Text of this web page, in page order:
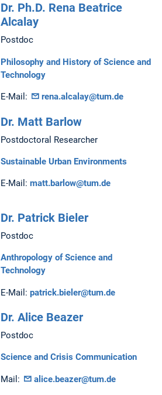
Dr. Ph.D. Rena Beatrice
Alcalay
Postdoc
Philosophy and History of Science and
Technology
E-Mail: rena.alcalay@tum.de
Dr. Matt Barlow
Postdoctoral Researcher
Sustainable Urban Environments
E-Mail: matt.barlow@tum.de
Dr. Patrick Bieler
Postdoc
Anthropology of Science and
Technology
E-Mail: patrick.bieler@tum.de
Dr. Alice Beazer
Postdoc
Science and Crisis Communication
Mail: alice.beazer@tum.de